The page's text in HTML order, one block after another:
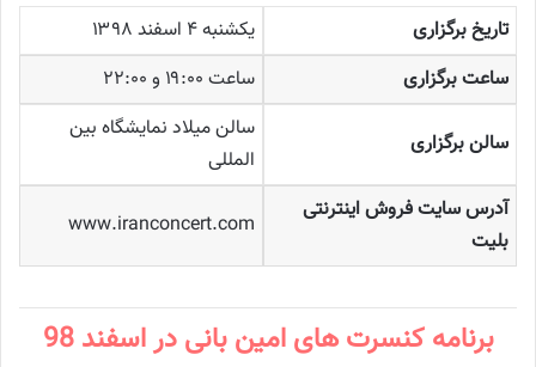
تاریخ برگزاری
یکشنبه ۴ اسفند ۱۳۹۸
ساعت برگزاری
ساعت ۱۹:۰۰ و ۲۲:۰۰
سالن برگزاری
سالن میلاد نمایشگاه بین
المللی
آدرس سایت فروش اینترنتی
بلیت
www.iranconcert.com
برنامه کنسرت های امین بانی در اسفند 98